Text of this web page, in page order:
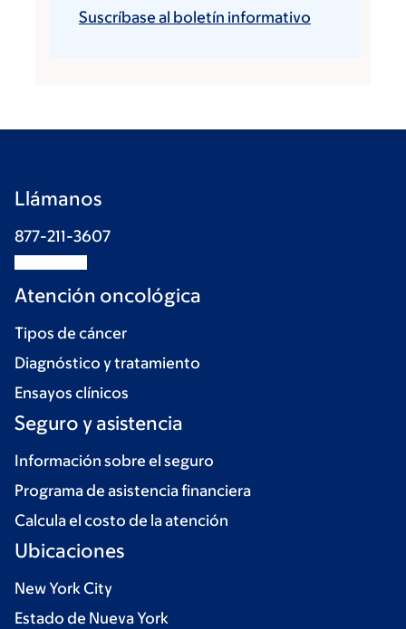
Suscríbase al boletín informativo
Llámanos
877-211-3607
Atención oncológica
Tipos de cáncer
Diagnóstico y tratamiento
Ensayos clínicos
Seguro y asistencia
Información sobre el seguro
Programa de asistencia financiera
Calcula el costo de la atención
Ubicaciones
New York City
Estado de Nueva York